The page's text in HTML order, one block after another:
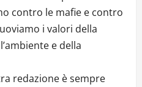
contro le mafie e contro
i valori della
e della
redazione è sempre